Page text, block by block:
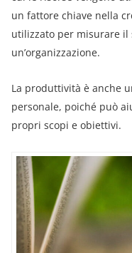
un fattore chiave nella
utilizzato per misurare il
un’organizzazione.
La produttività è anche
personale, poiché può
propri scopi e obiettivi.